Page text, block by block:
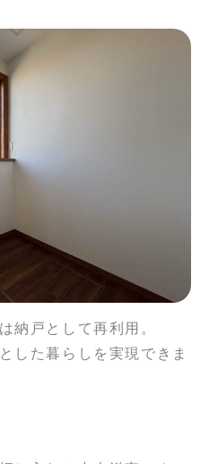
納戸として再利用。
した暮らしを実現できま